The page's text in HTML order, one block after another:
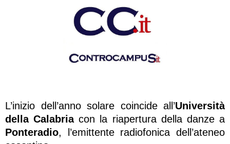
L’inizio dell’anno solare coincide all’Università
della Calabriacon la riapertura della danze a
Ponteradio, l’emittente radiofonica dell’ateneo